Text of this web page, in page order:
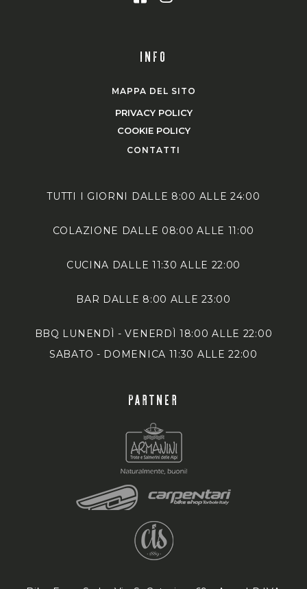
INFO
MAPPA DEL SITO
PRIVACY POLICY
COOKIE POLICY
CONTATTI
TUTTI I GIORNI DALLE 8:00 ALLE 24:00
COLAZIONE DALLE 08:00 ALLE 11:00
CUCINA DALLE 11:30 ALLE 22:00
BAR DALLE 8:00 ALLE 23:00
BBQ LUNENDÌ - VENERDÌ 18:00 ALLE 22:00
SABATO - DOMENICA 11:30 ALLE 22:00
PARTNER